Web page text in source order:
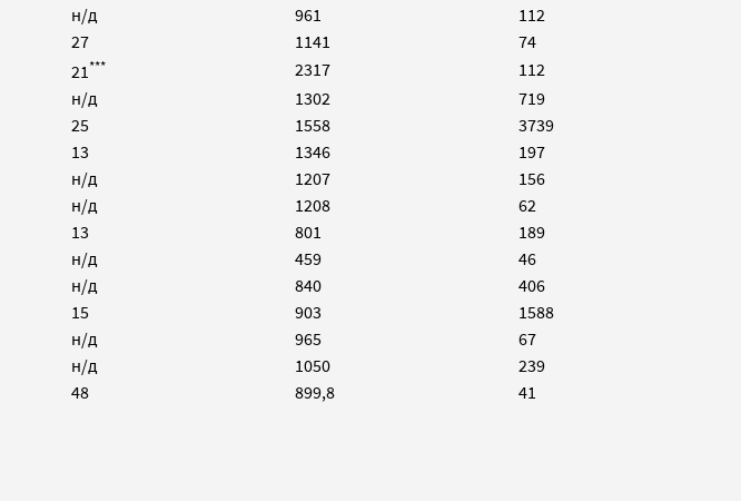
н/д 961
112
27 1141
74
21*** 2317
112
н/д 1302
719
25 1558
3739
13 1346
197
н/д 1207
156
н/д 1208
62
13 801
189
н/д 459
46
н/д 840
406
15 903
1588
н/д 965
67
н/д 1050
239
48 899,8
41